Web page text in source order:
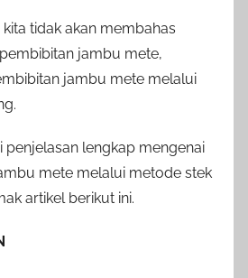
kita tidak akan membahas
jambu mete,
jambu mete melalui
penjelasan lengkap mengenai
mete melalui metode stek
artikel berikut ini.